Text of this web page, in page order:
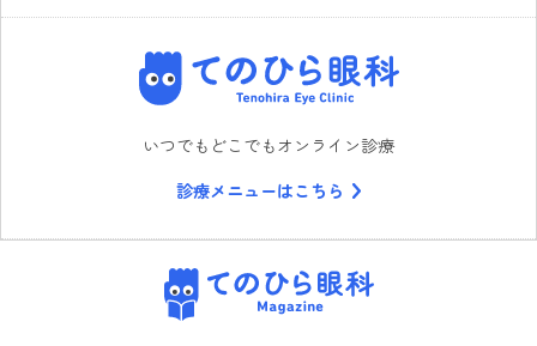
てのひら眼科
いつでもどこでもオンライン診療
診療メニューはこちら
てのひら眼科